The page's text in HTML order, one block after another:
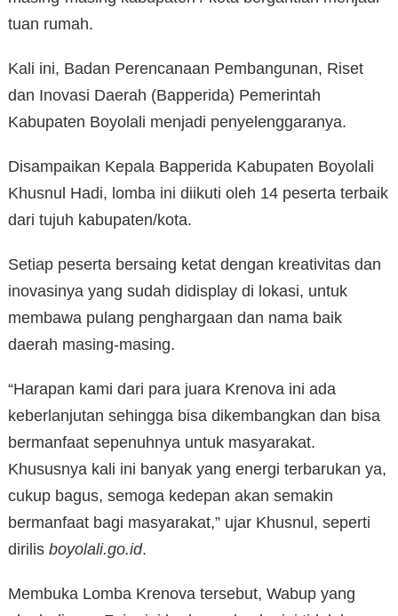
tuan rumah.
Kali ini, Badan Perencanaan Pembangunan, Riset
dan Inovasi Daerah (Bapperida) Pemerintah
Kabupaten Boyolali menjadi penyelenggaranya.
Disampaikan Kepala Bapperida Kabupaten Boyolali
Khusnul Hadi, lomba ini diikuti oleh 14 peserta terbaik
dari tujuh kabupaten/kota.
Setiap peserta bersaing ketat dengan kreativitas dan
inovasinya yang sudah didisplay di lokasi, untuk
membawa pulang penghargaan dan nama baik
daerah masing-masing.
“Harapan kami dari para juara Krenova ini ada
keberlanjutan sehingga bisa dikembangkan dan bisa
bermanfaat sepenuhnya untuk masyarakat.
Khususnya kali ini banyak yang energi terbarukan ya,
cukup bagus, semoga kedepan akan semakin
bermanfaat bagi masyarakat,” ujar Khusnul, seperti
dirilis boyolali.go.id.
Membuka Lomba Krenova tersebut, Wabup yang